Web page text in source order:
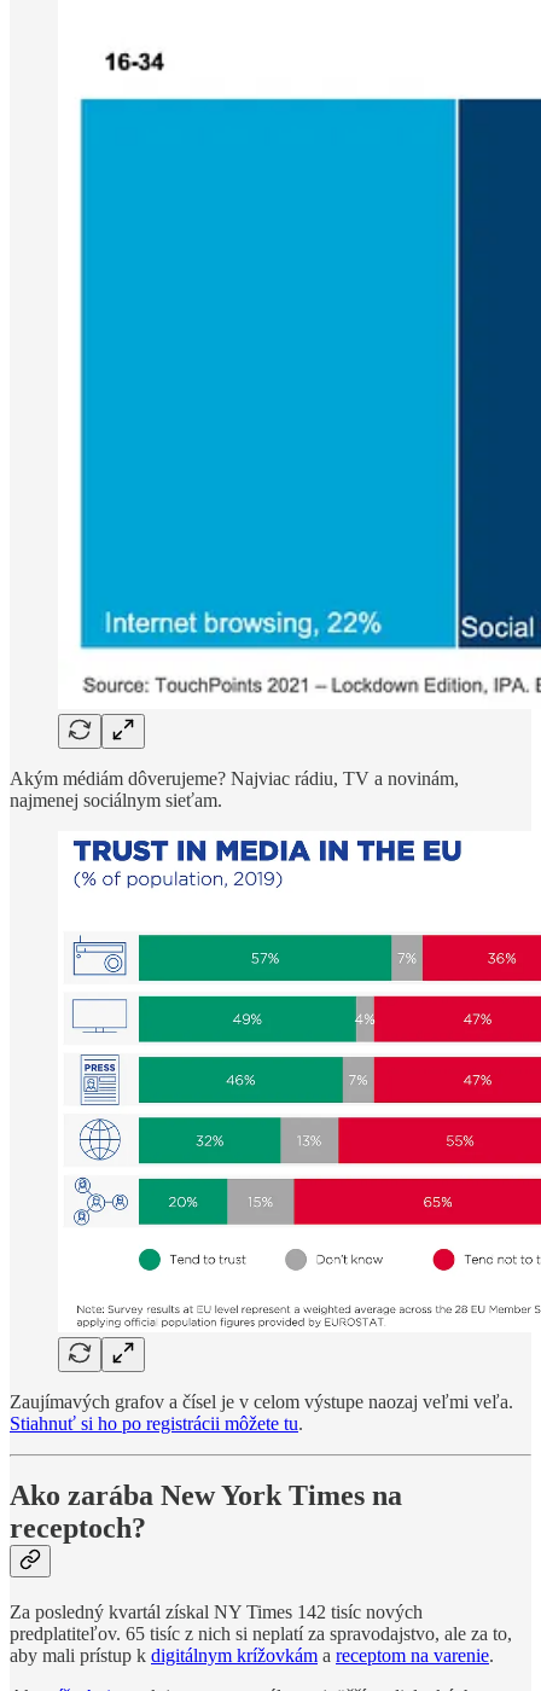
Akým médiám dôverujeme? Najviac rádiu, TV a novinám,
najmenej sociálnym sieťam.
Zaujímavých grafov a čísel je v celom výstupe naozaj veľmi veľa.
Stiahnuť si ho po registrácii môžete tu.
Ako zarába New York Times na
receptoch?
Za posledný kvartál získal NY Times 142 tisíc nových
predplatiteľov. 65 tisíc z nich si neplatí za spravodajstvo, ale za to,
aby mali prístup k digitálnym krížovkám a receptom na varenie.